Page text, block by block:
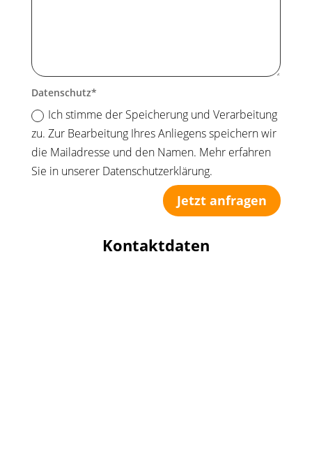
Datenschutz
Ich stimme der Speicherung und Verarbeitung
zu. Zur Bearbeitung Ihres Anliegens speichern wir
die Mailadresse und den Namen. Mehr erfahren
Sie in unserer Datenschutzerklärung.
Jetzt anfragen
Kontaktdaten